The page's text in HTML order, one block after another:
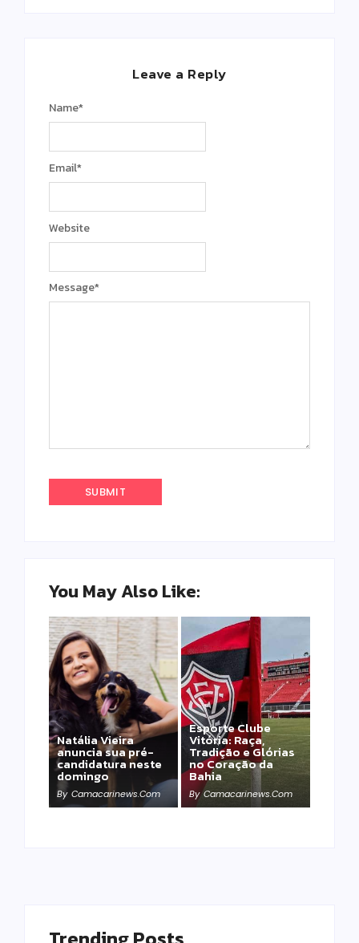
Leave a Reply
Message*
Name*
Email*
Website
You May Also Like:
Natália Vieira
anuncia sua pré-
candidatura neste
domingo
By Camacarinews.com
Esporte Clube
Vitória: Raça,
Tradição e Glórias
no Coração da
Bahia
By Camacarinews.com